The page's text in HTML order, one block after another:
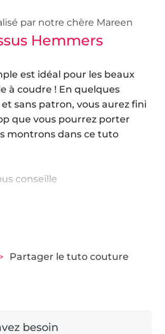
par notre chère Mareen
Hemmers
est idéal pour les beaux
à coudre ! En quelques
sans patron, vous aurez fini
que vous pourrez porter
montrons dans ce tuto
conseille
fin
avant de commencer.
Partager le tuto couture